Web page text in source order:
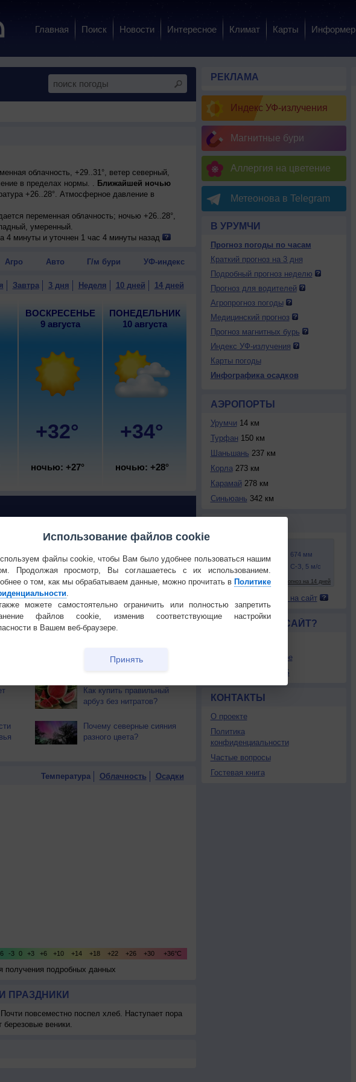
Главная Поиск Новости Интересное Климат Карты Информер
облачность, +29..31°, ветер северный,
в пределах нормы. . Ближайшей ночью
+26..28°. Атмосферное давление в
переменная облачность; ночью +26..28°,
умеренный.
облачность; ночью +26..28°, днем +32..34°,
малооблачная погода; ночью +26..28°,
погода; ночью +27..29°, днем +33..35°,
4 минуты и уточнен 1 час 4 минуты назад
Агро Авто Г/м бури УФ-индекс
Завтра 3 дня Неделя 10 дней 14 дней
ВОСКРЕСЕНЬЕ
9 августа
+32°
ночью: +27°
ПОНЕДЕЛЬНИК
10 августа
+34°
ночью: +28°
ЧЕЛОВЕКЕ И ПРИРОДЕ
от
Букет сирени вреден для
Действительно ли
комнатные растения
Какие месяцы выбирать
для отпуска?
Как купить правильный
арбуз без нитратов?
Почему северные сияния
разного цвета?
Температура Облачность Осадки
получения подробных данных
ПРАЗДНИКИ
повсеместно поспел хлеб. Наступает пора
березовые веники.
РЕКЛАМА
Индекс УФ-излучения
Магнитные бури
Аллергия на цветение
Метеонова в Telegram
В УРУМЧИ
Прогноз погоды по часам
Краткий прогноз на 3 дня
Подробный прогноз неделю
Прогноз для водителей
Агропрогноз погоды
Медицинский прогноз
Прогноз магнитных бурь
Индекс УФ-излучения
Карты погоды
Инфографика осадков
АЭРОПОРТЫ
Урумчи 14 км
Турфан 150 км
Шаньшань 237 км
Корла273 км
Карамай 278 км
Синьюань 342 км
Установите погоду на сайт
ПОНРАВИЛСЯ САЙТ?
Добавить в Избранное
Экпорт погоды в RSS
КОНТАКТЫ
О проекте
Политика
конфиденциальности
Частые вопросы
Гостевая книга
Использование файлов cookie
файлы cookie, чтобы Вам было удобнее пользоваться нашим
Продолжая просмотр, Вы соглашаетесь с их использованием.
о том, как мы обрабатываем данные, можно прочитать в Политике
.
можете самостоятельно ограничить или полностью запретить
файлов cookie, изменив соответствующие настройки
в Вашем веб-браузере.
Принять